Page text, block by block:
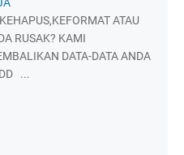
ATAU
RUSAK? KAMI
DATA-DATA ANDA
...